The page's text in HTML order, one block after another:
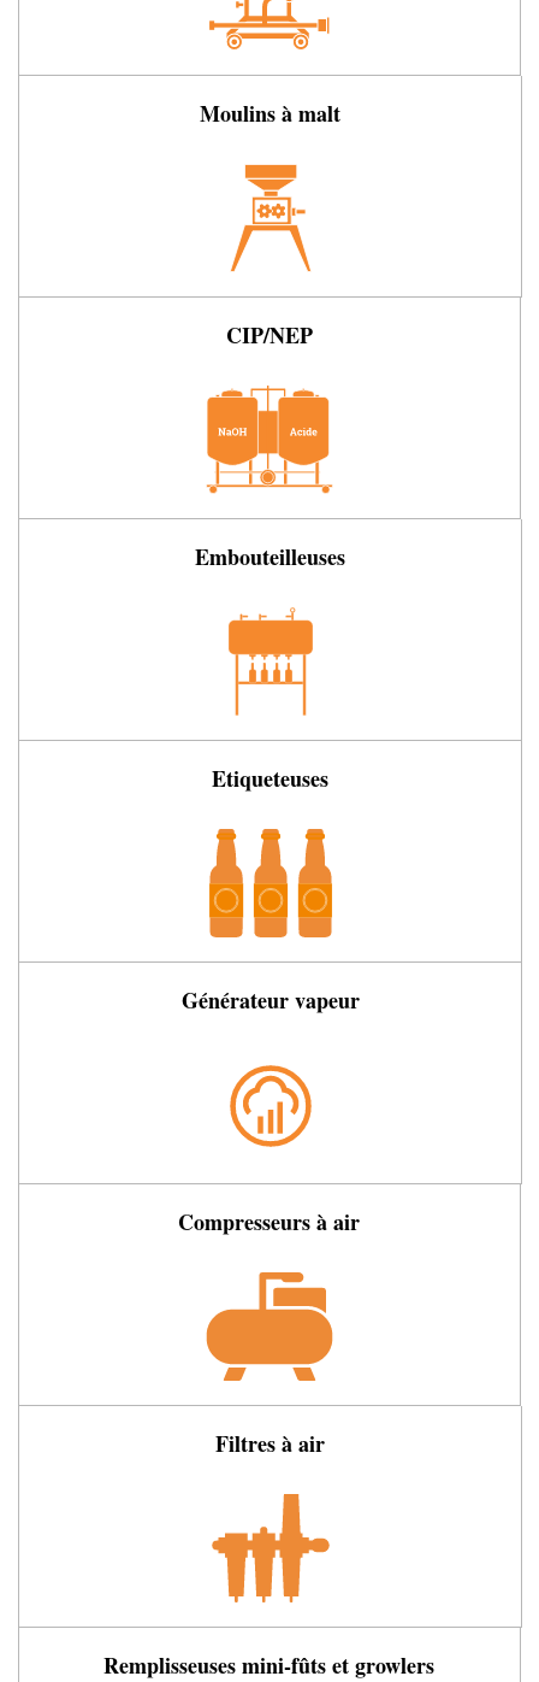
Moulins à malt
CIP/NEP
Embouteilleuses
Etiqueteuses
Générateur vapeur
Compresseurs à air
Filtres à air
Remplisseuses mini-fûts et growlers